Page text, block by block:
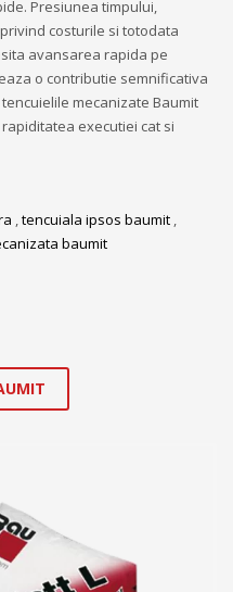
Presiunea timpului,
costurile si totodata
avansarea rapida pe
o contributie semnificativa
mecanizate Baumit
executiei cat si
,tencuiala ipsos baumit ,
baumit